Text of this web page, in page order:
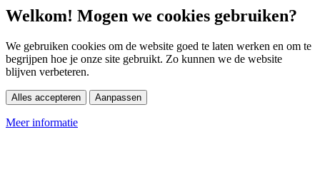
Welkom! Mogen we cookies gebruiken?
We gebruiken cookies om de website goed te laten werken en om te
begrijpen hoe je onze site gebruikt. Zo kunnen we de website
blijven verbeteren.
Alles accepteren Aanpassen
Meer informatie